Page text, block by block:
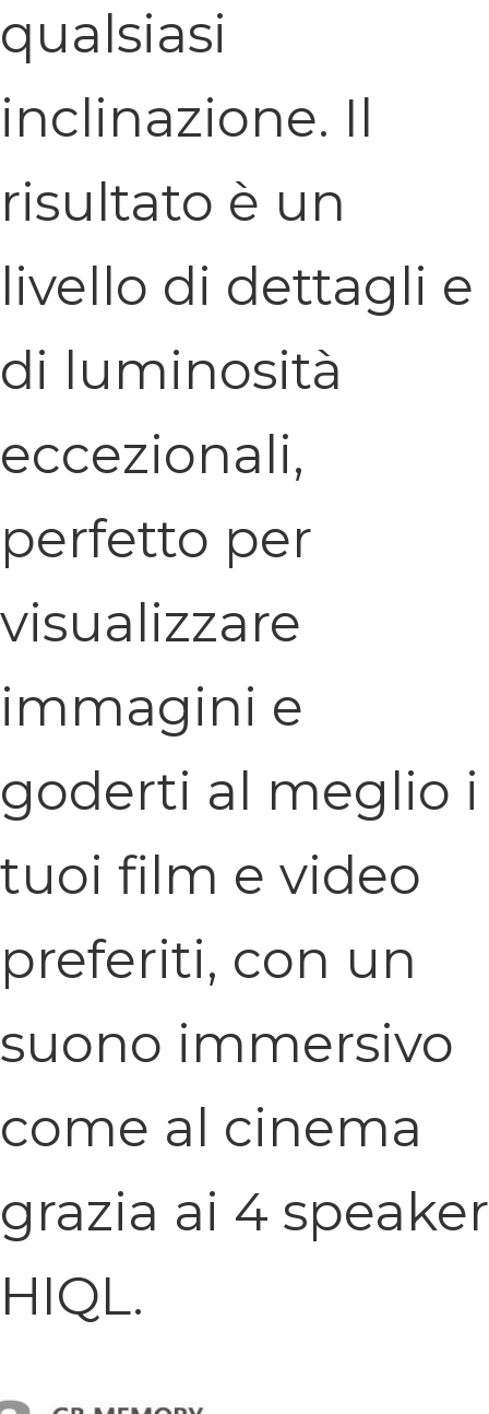
qualsiasi
inclinazione. Il
risultato è un
livello di dettagli e
di luminosità
eccezionali,
perfetto per
visualizzare
immagini e
goderti al meglio i
tuoi film e video
preferiti, con un
suono immersivo
come al cinema
grazia ai 4 speaker
HIQL.